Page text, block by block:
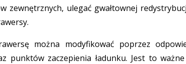
ulegać gwałtownej
można modyfikować poprzez
punktów zaczepienia ładunku. Jest to